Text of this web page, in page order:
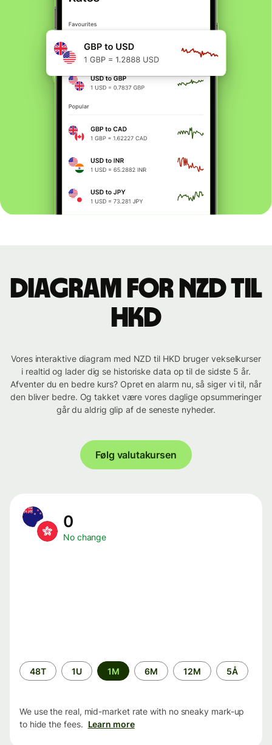
Diagram for NZD til
HKD
Vores interaktive diagram med NZD til HKD bruger vekselkurser
i realtid og lader dig se historiske data op til de sidste 5 år.
Afventer du en bedre kurs? Opret en alarm nu, så siger vi til, når
den bliver bedre. Og takket være vores daglige opsummeringer
går du aldrig glip af de seneste nyheder.
Følg valutakursen
0
No change
Time
period
48T 1U 1M 6M 12M 5Å
We use the real, mid-market rate with no sneaky mark-up
to hide the fees. Learn more